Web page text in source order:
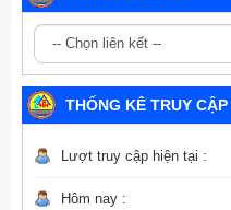
THỐNG KÊ TRUY CẬP
Lượt truy cập hiện tại :
Hôm nay :